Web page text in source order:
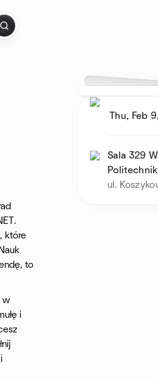
Thu, Feb
Sala 329
ul.
które
to
w
i